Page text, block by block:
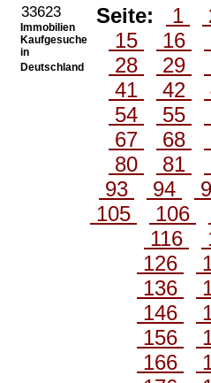
33623
Immobilien
Kaufgesuche
in
Deutschland
Seite: 1
15
16
28
29
41
42
54
55
67
68
80
81
93
94
105
106
116
126
136
146
156
166